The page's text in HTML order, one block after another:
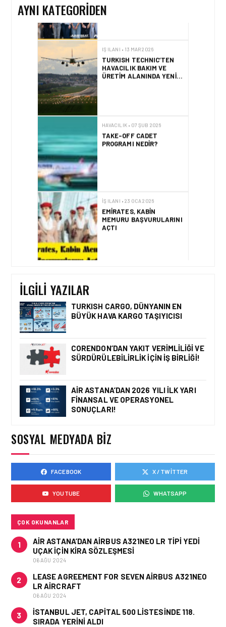
AYNI KATEGORIDEN
ÜRETIM ALANINDA YENI İŞ
FIRSATLARI
AÇTI
HAVALIMANI’NDA YENI
NESIL ÖZEL YOLCU
SALONU (LOUNGE) IÇIN İŞE
İŞ ILANI • 29 NIS 2026
KARIYERINE PEGASUS
IŞ ILANI • 13 MAR 2026
TURKISH TECHNIC’TEN
HAVACILIK BAKIM VE
ÜRETIM ALANINDA YENI İŞ
İLGILI YAZILAR
TURKISH CARGO, DÜNYANIN EN
BÜYÜK HAVA KARGO TAŞIYICISI
CORENDON’DAN YAKIT VERIMLILIĞI VE
SÜRDÜRÜLEBILIRLIK IÇIN İŞ BIRLIĞI!
AIR ASTANA’DAN 2026 YILI İLK YARI
FINANSAL VE OPERASYONEL
SONUÇLARI!
SOSYAL MEDYADA BIZ
FACEBOOK X / TWITTER
YOUTUBE WHATSAPP
ÇOK OKUNANLAR
1
AIR ASTANA’DAN AIRBUS A321NEO LR TIPI YEDI
UÇAK IÇIN KIRA SÖZLEŞMESI
06 AĞU 2024
2
LEASE AGREEMENT FOR SEVEN AIRBUS A321NEO
LR AIRCRAFT
06 AĞU 2024
3
İSTANBUL JET, CAPITAL 500 LISTESINDE 118.
SIRADA YERINI ALDI